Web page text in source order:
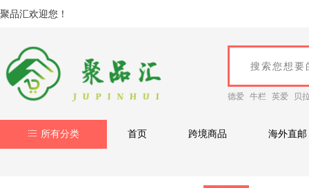
聚品汇欢迎您！
德爱 牛栏 英爱 贝
所有分类 首页 跨境商品 海外直邮